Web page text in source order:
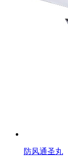
防风通圣丸